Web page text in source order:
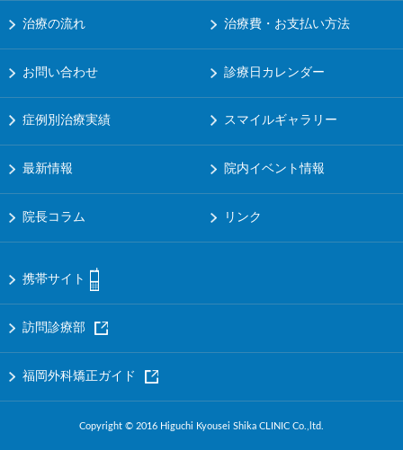
治療の流れ 治療費・お支払い方法
お問い合わせ 診療日カレンダー
症例別治療実績 スマイルギャラリー
最新情報 院内イベント情報
院長コラム リンク
携帯サイト
訪問診療部
福岡外科矯正ガイド
Copyright © 2016 Higuchi Kyousei Shika CLINIC Co.,ltd.